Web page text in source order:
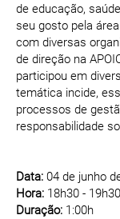
de educação,
seu gosto pela
com diversas
de direção na
participou em
temática incide,
processos de
responsabilidade
Data: 04 de junho
Hora: 18h30 - 19h30
Duração: 1:00h